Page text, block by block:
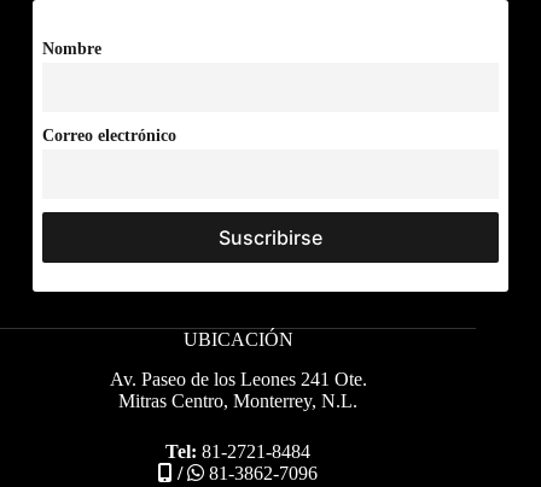
Nombre
Correo electrónico
UBICACIÓN
Av. Paseo de los Leones 241 Ote.
Mitras Centro, Monterrey, N.L.
Tel: 81-2721-8484
/
81-3862-7096